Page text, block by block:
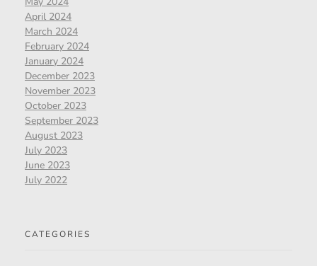
April 2024
March 2024
February 2024
January 2024
December 2023
November 2023
October 2023
September 2023
August 2023
July 2023
June 2023
July 2022
CATEGORIES